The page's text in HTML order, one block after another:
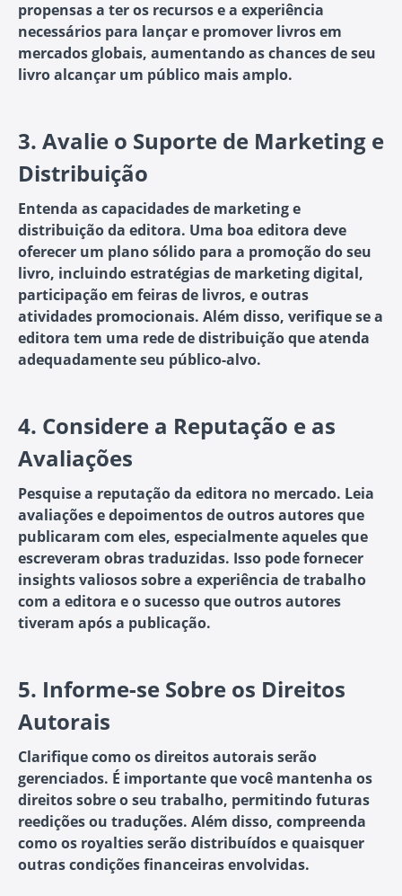
propensas a ter os recursos e a experiência
necessários para lançar e promover livros em
mercados globais, aumentando as chances de seu
livro alcançar um público mais amplo.
3. Avalie o Suporte de Marketing e
Distribuição
Entenda as capacidades de marketing e
distribuição da editora. Uma boa editora deve
oferecer um plano sólido para a promoção do seu
livro, incluindo estratégias de marketing digital,
participação em feiras de livros, e outras
atividades promocionais. Além disso, verifique se a
editora tem uma rede de distribuição que atenda
adequadamente seu público-alvo.
4. Considere a Reputação e as
Avaliações
Pesquise a reputação da editora no mercado. Leia
avaliações e depoimentos de outros autores que
publicaram com eles, especialmente aqueles que
escreveram obras traduzidas. Isso pode fornecer
insights valiosos sobre a experiência de trabalho
com a editora e o sucesso que outros autores
tiveram após a publicação.
5. Informe-se Sobre os Direitos
Autorais
Clarifique como os direitos autorais serão
gerenciados. É importante que você mantenha os
direitos sobre o seu trabalho, permitindo futuras
reedições ou traduções. Além disso, compreenda
como os royalties serão distribuídos e quaisquer
outras condições financeiras envolvidas.